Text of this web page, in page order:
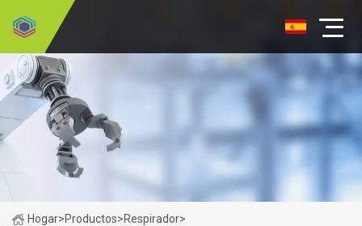
Hogar>Productos>Respirador>